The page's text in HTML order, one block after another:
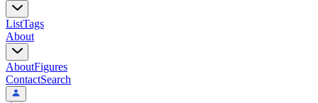
ListTags
About
AboutFigures
ContactSearch